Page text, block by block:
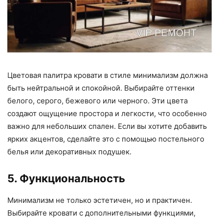
Цветовая палитра кровати в стиле минимализм должна
быть нейтральной и спокойной. Выбирайте оттенки
белого, серого, бежевого или черного. Эти цвета
создают ощущение простора и легкости, что особенно
важно для небольших спален. Если вы хотите добавить
ярких акцентов, сделайте это с помощью постельного
белья или декоративных подушек.
5. Функциональность
Минимализм не только эстетичен, но и практичен.
Выбирайте кровати с дополнительными функциями,